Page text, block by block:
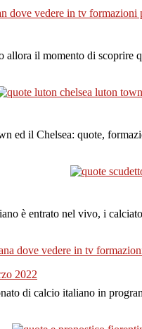
il momento di
il Chelsea: quote,
è entrato nel vivo, i
2022
di calcio italiano in